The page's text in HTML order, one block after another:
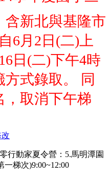
含新北與基隆市
6月2日(二)上
日(二)下午4時
方式錄取。 同
，取消下午梯
行動家夏令營：5.馬明潭園
梯次)9:00~12:00